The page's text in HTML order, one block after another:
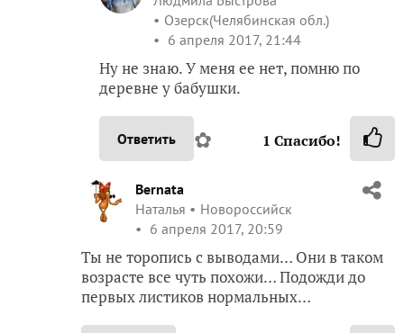
Озерск(Челябинская обл.)
6 апреля 2017, 21:44
Ну не знаю. У меня ее нет, помню по
деревне у бабушки.
Ответить ✿ 1 Спасибо!
Bernata
Наталья
Новороссийск
6 апреля 2017, 20:59
Ты не торопись с выводами… Они в таком
возрасте все чуть похожи… Подожди до
первых листиков нормальных…